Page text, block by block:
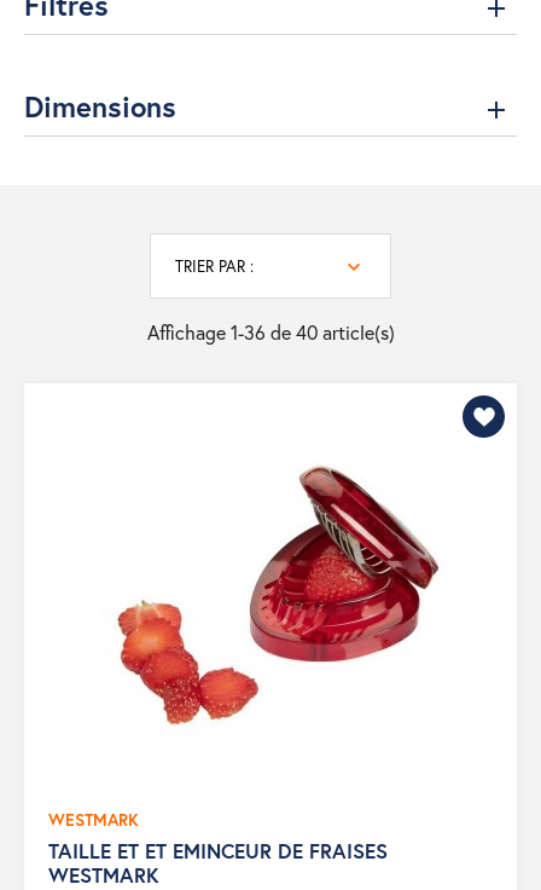
Dimensions
TRIER PAR :
Affichage 1-36 de 40 article(s)
WESTMARK
TAILLE ET ET EMINCEUR DE FRAISES
WESTMARK